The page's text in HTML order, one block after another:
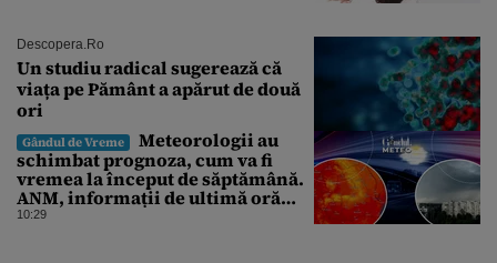
Descopera.ro
Un studiu radical sugerează că
viața pe Pământ a apărut de două
ori
Gândul de Vreme
Meteorologii au
schimbat prognoza, cum va fi
vremea la început de săptămână.
ANM, informații de ultimă oră
pentru Gândul
10:29